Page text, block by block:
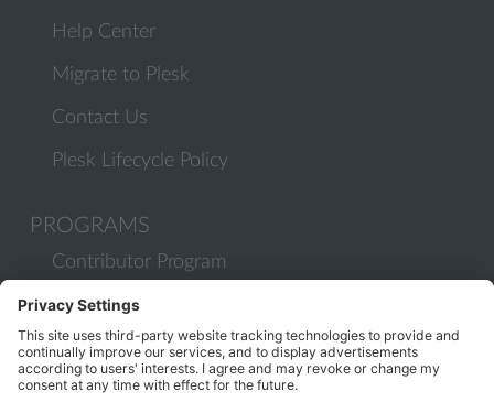
Help Center
Migrate to Plesk
Contact Us
Plesk Lifecycle Policy
PROGRAMS
Contributor Program
Partner Program
COMMUNITY